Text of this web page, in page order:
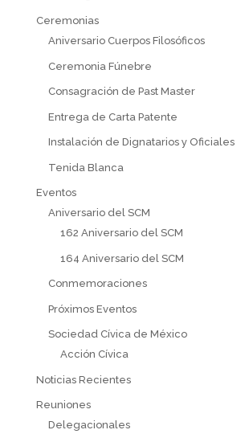
Ceremonias
Aniversario Cuerpos Filosóficos
Ceremonia Fúnebre
Consagración de Past Master
Entrega de Carta Patente
Instalación de Dignatarios y Oficiales
Tenida Blanca
Eventos
Aniversario del SCM
162 Aniversario del SCM
164 Aniversario del SCM
Conmemoraciones
Próximos Eventos
Sociedad Cívica de México
Acción Cívica
Noticias Recientes
Reuniones
Delegacionales